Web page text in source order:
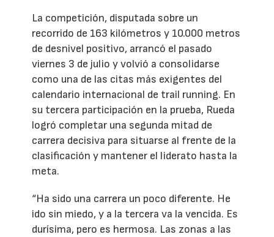
La competición, disputada sobre un
recorrido de 163 kilómetros y 10.000 metros
de desnivel positivo, arrancó el pasado
viernes 3 de julio y volvió a consolidarse
como una de las citas más exigentes del
calendario internacional de trail running. En
su tercera participación en la prueba, Rueda
logró completar una segunda mitad de
carrera decisiva para situarse al frente de la
clasificación y mantener el liderato hasta la
meta.
“Ha sido una carrera un poco diferente. He
ido sin miedo, y a la tercera va la vencida. Es
durísima, pero es hermosa. Las zonas a las